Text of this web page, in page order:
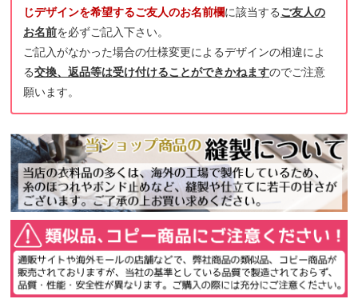
じデザインを希望するご友人のお名前欄に該当するご友人の
お名前を必ずご記入下さい。
ご記入がなかった場合の仕様変更によるデザインの相違によ
る交換、返品等は受け付けることができかねますのでご注意
願います。